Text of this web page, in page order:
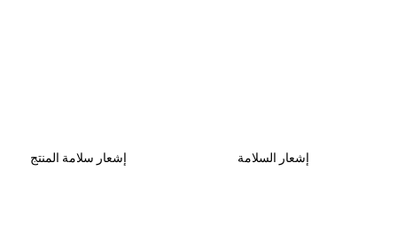
إشعار سلامة المنتج إشعار السلامة